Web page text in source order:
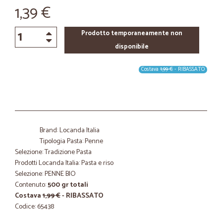
1,39 €
Prodotto temporaneamente non
disponibile
Costava 1,99 €- RIBASSATO
Brand: Locanda Italia
Tipologia Pasta: Penne
Selezione: Tradizione Pasta
Prodotti Locanda Italia: Pasta e riso
Selezione: PENNE BIO
Contenuto:500 gr totali
Costava1,99 €- RIBASSATO
Codice: 65438